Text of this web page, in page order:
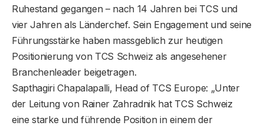
Ruhestand gegangen – nach 14 Jahren bei TCS und
vier Jahren als Länderchef. Sein Engagement und seine
Führungsstärke haben massgeblich zur heutigen
Positionierung von TCS Schweiz als angesehener
Branchenleader beigetragen.
Sapthagiri Chapalapalli, Head of TCS Europe: „Unter
der Leitung von Rainer Zahradnik hat TCS Schweiz
eine starke und führende Position in einem der